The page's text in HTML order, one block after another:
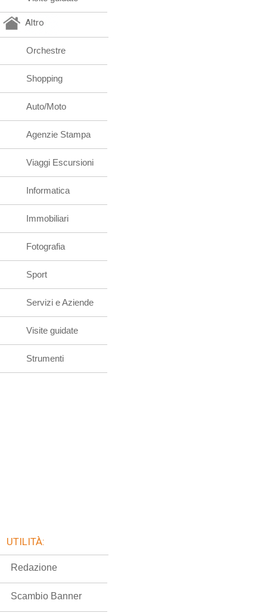
Altro
Orchestre
Shopping
Auto/Moto
Agenzie Stampa
Viaggi Escursioni
Informatica
Immobiliari
Fotografia
Sport
Servizi e Aziende
Visite guidate
Strumenti
UTILITÀ:
Redazione
Scambio Banner